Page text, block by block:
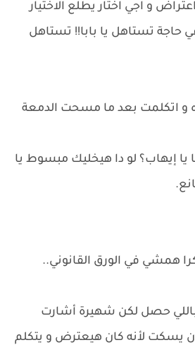
و اجي اختار يطلع الاختيار
تستاهل يا بابا!! تستاهل
و اتكلمت بعد ما مسحت الدمعة
إيهاب؟ لو دا هيخليك مبسوط يا
همشي في الورق القانوني..
حصل لكن شهيرة أشارت
يسكت لأنه كان هيعترض و يتكلم